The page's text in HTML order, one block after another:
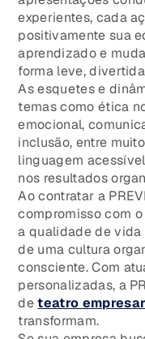
experientes, cada
positivamente sua
aprendizado e
forma leve,
As esquetes e
temas como ética
emocional,
inclusão, entre
linguagem
nos resultados
Ao contratar a
compromisso com
a qualidade de
de uma cultura
consciente. Com
personalizadas, a
deteatro
transformam.